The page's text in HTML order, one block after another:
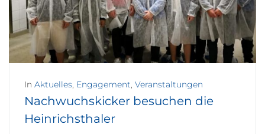
In Aktuelles, Engagement, Veranstaltungen
Nachwuchskicker besuchen die
Heinrichsthaler